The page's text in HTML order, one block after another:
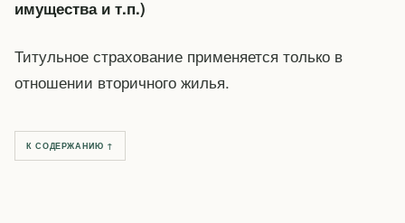
имущества и т.п.)
Титульное страхование применяется только в
отношении вторичного жилья.
К СОДЕРЖАНИЮ ↑